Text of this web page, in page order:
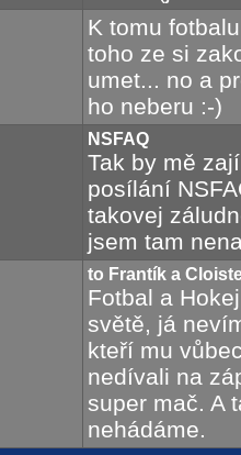
K tomu
toho ze si
umet... no a
ho neberu :-)
NSFAQ
Tak by mě
posílání
takovej
jsem tam
to Frantík a
Fotbal a
světě, já
kteří mu
nedívali na
super mač. A
nehádáme.